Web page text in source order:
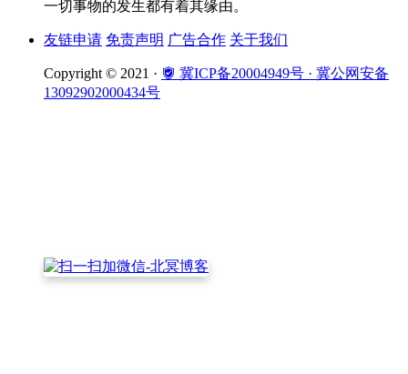
一切事物的发生都有着其缘由。
友链申请 免责声明 广告合作 关于我们
Copyright © 2021 · 冀ICP备20004949号 · 冀公网安备
13092902000434号